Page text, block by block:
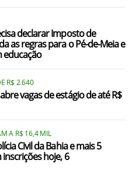
declarar Imposto de
as regras para o Pé-de-Meia e
educação
R$ 2.640
vagas de estágio de até R$
A R$ 16,4 MIL
Civil da Bahia e mais 5
hoje, 6